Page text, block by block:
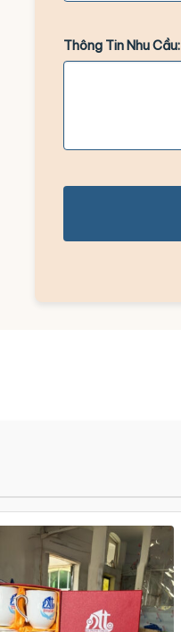
Thông Tin Nhu Cầu: